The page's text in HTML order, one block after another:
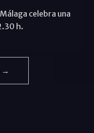
celebra una
h.
→